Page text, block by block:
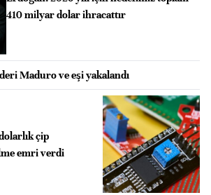
410 milyar dolar ihracattır
Maduro ve eşi yakalandı
çip
emri verdi